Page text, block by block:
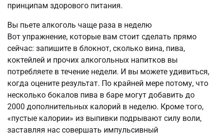
принципам здорового питания.
Вы пьете алкоголь чаще раза в неделю
Вот упражнение, которые вам стоит сделать прямо
сейчас: запишите в блокнот, сколько вина, пива,
коктейлей и прочих алкогольных напитков вы
потребляете в течение недели. И вы можете удивиться,
когда оцените результат. По крайней мере потому, что
несколько бокалов пива в баре могут добавить до
2000 дополнительных калорий в неделю. Кроме того,
«пустые калории» из выпивки подрывают силу воли,
заставляя нас совершать импульсивный